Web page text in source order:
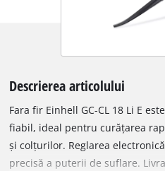
Descrierea articolului
Fara fir Einhell GC-CL 18 Li E
fiabil, ideal pentru curățarea
și colțurilor. Reglarea
precisă a puterii de suflare.